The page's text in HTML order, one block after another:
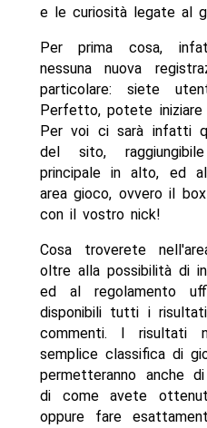
e le curiosità legate al
Per prima cosa,
nessuna nuova
particolare: siete
Perfetto, potete
Per voi ci sarà infatti
del sito,
principale in alto, ed
area gioco, ovvero il
con il vostro nick!
Cosa troverete
oltre alla possibilità di
ed al regolamento
disponibili tutti i
commenti. I risultati
semplice classifica di
permetteranno anche
di come avete
oppure fare